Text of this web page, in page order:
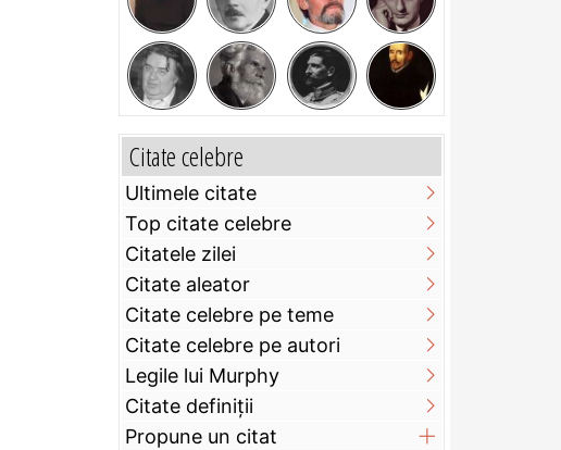
Citate celebre
Ultimele citate
Top citate celebre
Citatele zilei
Citate aleator
Citate celebre pe teme
Citate celebre pe autori
Legile lui Murphy
Citate definiţii
Propune un citat